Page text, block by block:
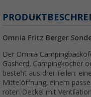
Omnia Fritz Berger
Der Omnia
Gasherd, Campingkocher
besteht aus drei Teilen:
Mittelöffnung, einem
roten Deckel mit